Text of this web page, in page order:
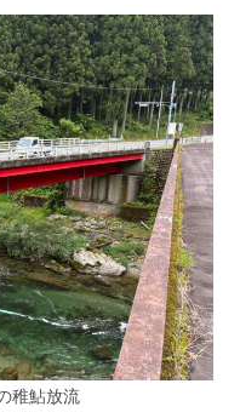
メ
ン
ト:
稚鮎放流